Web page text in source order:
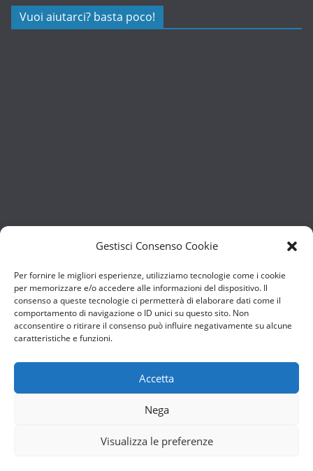
Gestisci Consenso Cookie
Per fornire le migliori esperienze, utilizziamo tecnologie come i cookie
per memorizzare e/o accedere alle informazioni del dispositivo. Il
consenso a queste tecnologie ci permetterà di elaborare dati come il
comportamento di navigazione o ID unici su questo sito. Non
acconsentire o ritirare il consenso può influire negativamente su alcune
caratteristiche e funzioni.
Accetta
Nega
Visualizza le preferenze
Vuoi aiutarci? basta poco!
Non di Solo Pane